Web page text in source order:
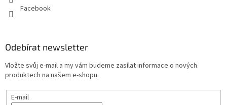
Facebook
Odebírat newsletter
Vložte svůj e-mail a my vám budeme zasílat informace o nových
produktech na našem e-shopu.
E-mail